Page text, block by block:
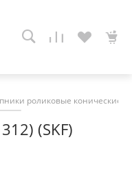
роликовые конические
(SKF)